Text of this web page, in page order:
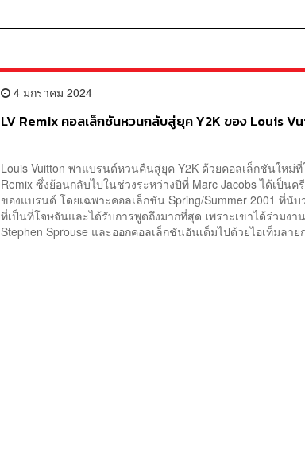
4 มกราคม 2024
LV Remix คอลเล็กชันหวนกลับสู่ยุค Y2K ของ Louis
Louis Vuitton พาแบรนด์หวนคืนสู่ยุค Y2K ด้วยคอลเล็กชันใหม่
Remix ซึ่งย้อนกลับไปในช่วงระหว่างปีที่ Marc Jacobs ได้เป็นครี
ของแบรนด์ โดยเฉพาะคอลเล็กชัน Spring/Summer 2001 ที่นับ
ที่เป็นที่โจษจันและได้รับการพูดถึงมากที่สุด เพราะเขาได้ร่วมง
Stephen Sprouse และออกคอลเล็กชันอันเต็มไปด้วยไอเท็มลาย